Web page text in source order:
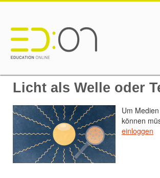
Licht als Welle oder
Um
können
einloggen